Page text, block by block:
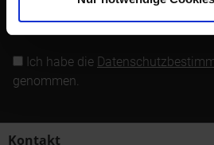
Ich habe die
genommen.
Kontakt